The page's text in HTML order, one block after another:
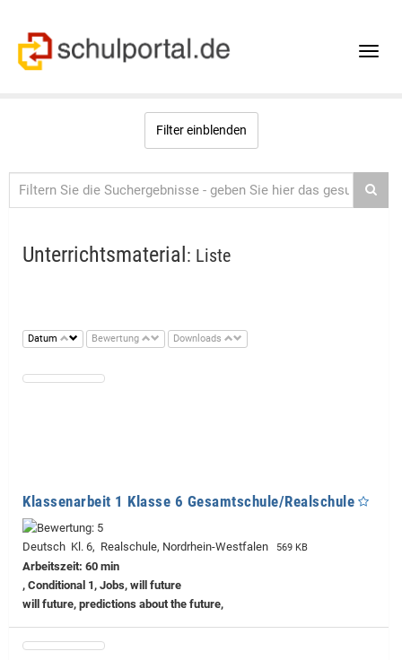
Toggle
Filter einblenden
Unterrichtsmaterial : Liste
Datum Bewertung Downloads
Klassenarbeit 1 Klasse 6 Gesamtschule/Realschule
Deutsch Kl. 6, Realschule, Nordrhein-Westfalen 569 KB
Arbeitszeit: 60 min
, Conditional 1, Jobs, will future
will future, predictions about the future,